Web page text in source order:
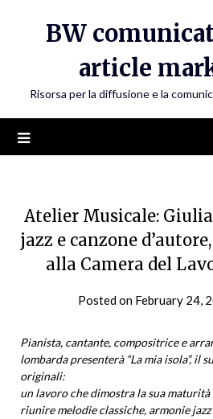
BW
article
Risorsa per la diffusione e la
Atelier Musicale:
jazz e canzone
alla Camera del
Posted on February 24,
Pianista, cantante, compositrice e
lombarda presenterà “La mia isola”,il
originali:
un lavoro che dimostra la sua maturità
riunire melodie classiche, armonie